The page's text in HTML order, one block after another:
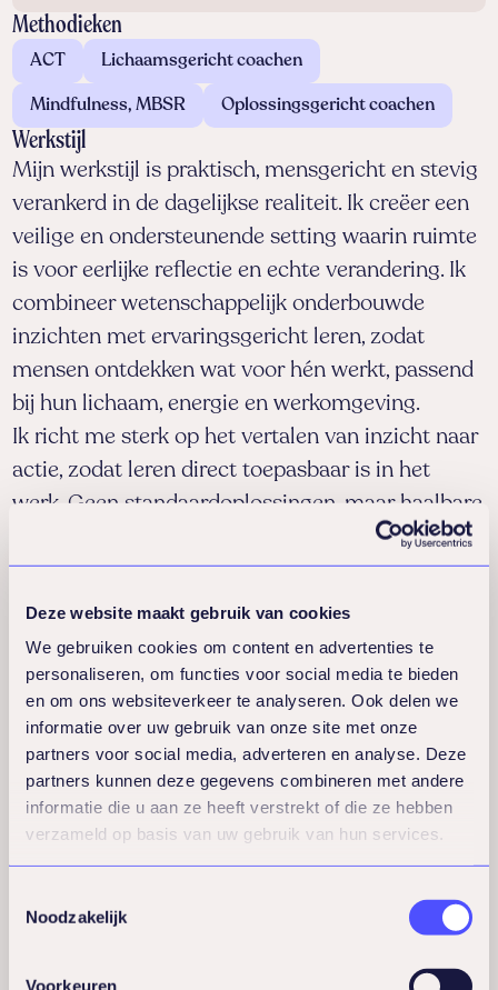
Deze website maakt gebruik van cookies
We gebruiken cookies om content en advertenties te
personaliseren, om functies voor social media te bieden
en om ons websiteverkeer te analyseren. Ook delen we
informatie over uw gebruik van onze site met onze
partners voor social media, adverteren en analyse. Deze
partners kunnen deze gegevens combineren met andere
informatie die u aan ze heeft verstrekt of die ze hebben
verzameld op basis van uw gebruik van hun services.
Noodzakelijk
Voorkeuren
Ik begeleid mensen en teams bij het vinden
van praktische oplossingen om hun
energieniveau te versterken, stress te
managen, gezonde gewoontes op te
bouwen en een betere balans te creëren
tussen werk en herstel. Daarbij besteed ik
veel aandacht aan het integreren van
beweging in de werkdag en aan het
ondersteunen van zowel lichaam als brein
op de werkvloer.
Ik ben opgegroeid in Engeland en woon en
werk sinds 2003 in Nederland. Ik woon in
Amsterdam met mijn partner en onze
energieke tienjarige zoon. In mijn vrije tijd
zing ik graag, maak ik muziek, beoefen ik
Mijn missie is om mensen te helpen
gezonde manier van werken.
Methodieken
ACT Lichaamsgericht coachen
Mindfulness, MBSR Oplossingsgericht coachen
Werkstijl
Mijn werkstijl is praktisch, mensgericht en stevig
verankerd in de dagelijkse realiteit. Ik creëer een
veilige en ondersteunende setting waarin ruimte
is voor eerlijke reflectie en echte verandering. Ik
combineer wetenschappelijk onderbouwde
inzichten met ervaringsgericht leren, zodat
mensen ontdekken wat voor hén werkt, passend
bij hun lichaam, energie en werkomgeving.
Ik richt me sterk op het vertalen van inzicht naar
actie, zodat leren direct toepasbaar is in het
werk. Geen standaardoplossingen, maar haalbare
en duurzame gewoontes en strategieën die
aansluiten bij zowel individuele als
organisatorische behoeften.
Opleidingen & Certificeringen
Certified Habits Coach – Tiny Habits Academy (2021)
Eerstegraads lesbevoegdheid / Certificate in Education
(Post-16) – University of Southampton (VK)
Diploma Personal Training & Sporttherapie – Premiere
Training & Development (VK)
Yoga Teacher Training (RYT 200 uur) – Yoga Alliance